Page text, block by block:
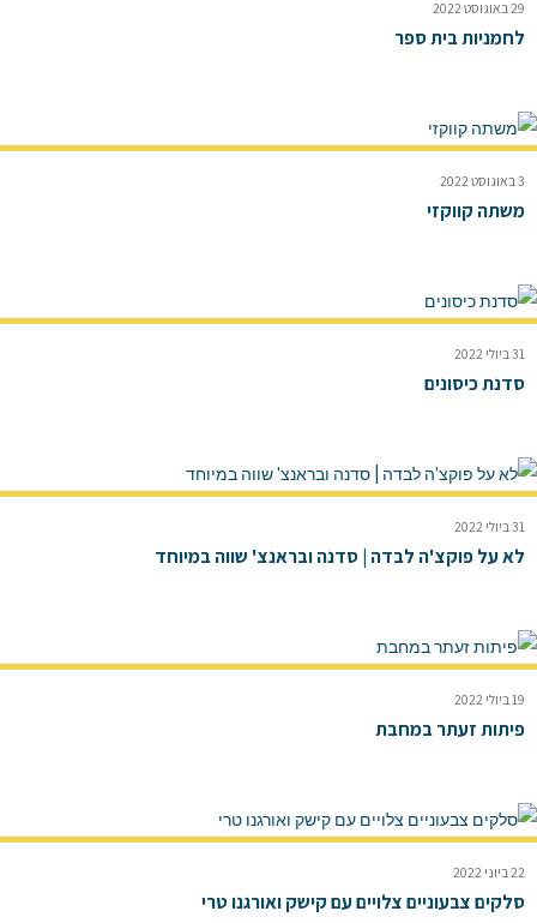
29 באוגוסט 2022
לחמניות בית ספר
3 באוגוסט 2022
משתה קווקזי
31 ביולי 2022
סדנת כיסונים
31 ביולי 2022
לא על פוקצ'ה לבדה | סדנה ובראנצ' שווה במיוחד
19 ביולי 2022
פיתות זעתר במחבת
22 ביוני 2022
סלקים צבעוניים צלויים עם קישק ואורגנו טרי